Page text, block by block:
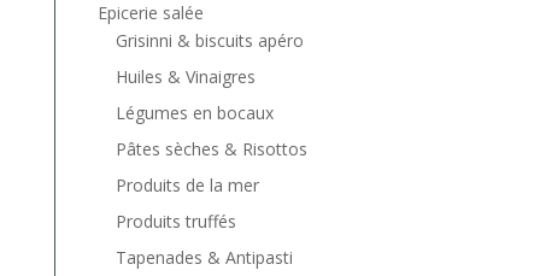
Epicerie salée
Grisinni & biscuits apéro
Huiles & Vinaigres
Légumes en bocaux
Pâtes sèches & Risottos
Produits de la mer
Produits truffés
Tapenades & Antipasti